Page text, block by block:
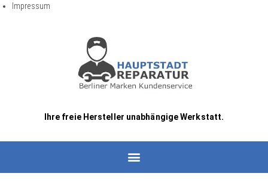
Impressum
Ihre freie Hersteller unabhängige Werkstatt.